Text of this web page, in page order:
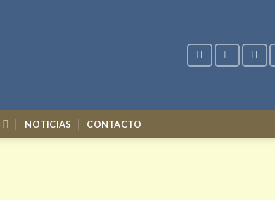
NOTICIAS CONTACTO